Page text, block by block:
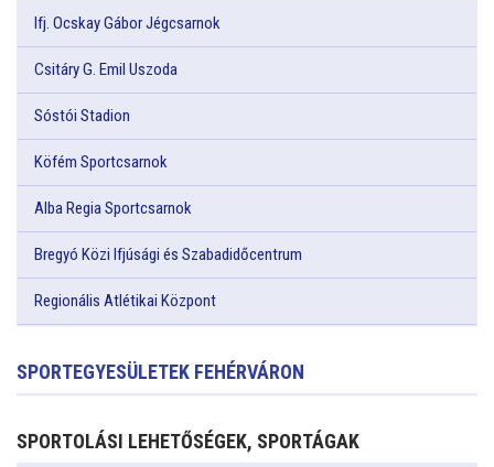
Ifj. Ocskay Gábor Jégcsarnok
Csitáry G. Emil Uszoda
Sóstói Stadion
Köfém Sportcsarnok
Alba Regia Sportcsarnok
Bregyó Közi Ifjúsági és Szabadidőcentrum
Regionális Atlétikai Központ
SPORTEGYESÜLETEK FEHÉRVÁRON
SPORTOLÁSI LEHETŐSÉGEK, SPORTÁGAK